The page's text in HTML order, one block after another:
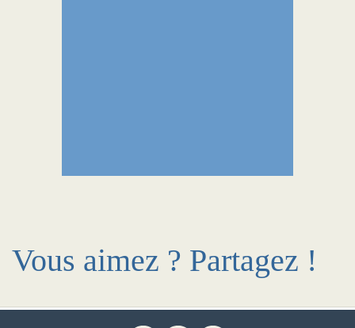
Vous aimez ? Partagez !